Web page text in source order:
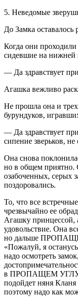
5. Неведомые
До Замка оставалось
Когда они
сидевшие на нижней
— Да здравствует
Агашка вежливо
Не прошла она и
бурундуков,
— Да здравствует
сипение зверьков,
Она снова
но в общем приятно.
озабоченных, серых
поздоровались.
То, что все
чрезвычайно ее
Агашку принцессой,
удовольствие. Она
но дальше
«Пожалуй, я
надо осмотреть
в ПРОПАЩЕМ УГЛУ и
подойдет няня Кланя
поэтому надо как